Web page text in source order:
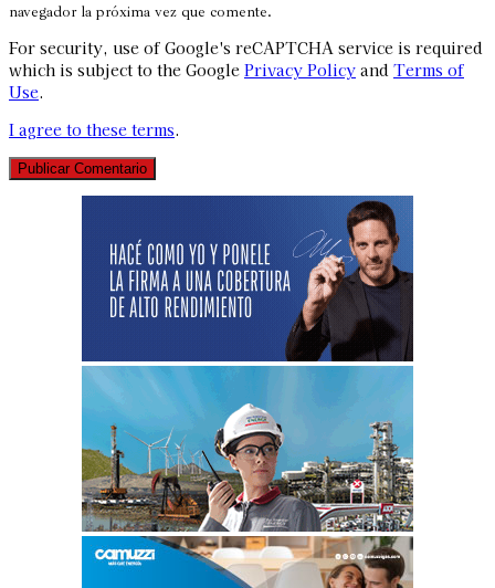
navegador la próxima vez que comente.
For security, use of Google's reCAPTCHA service is required
which is subject to the Google Privacy Policy and Terms of
Use.
I agree to these terms.